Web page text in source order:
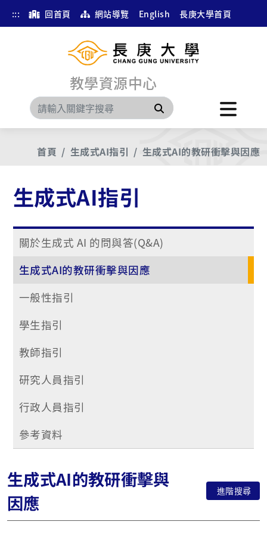
::: 回首頁 網站導覽 English 長庚大學首頁
教學資源中心
搜尋
首頁 生成式AI指引 生成式AI的教研衝擊與因應
生成式AI指引
關於生成式 AI 的問與答(Q&A)
生成式AI的教研衝擊與因應
一般性指引
學生指引
教師指引
研究人員指引
行政人員指引
參考資料
生成式AI的教研衝擊與
因應
進階搜尋